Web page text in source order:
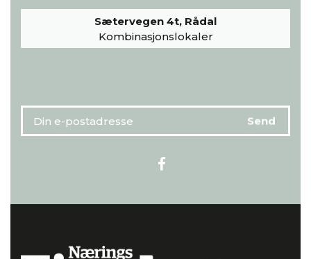
Sætervegen 4t, Rådal
Kombinasjonslokaler